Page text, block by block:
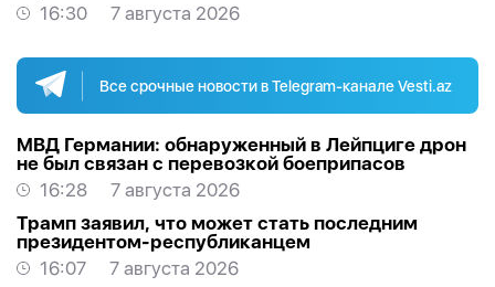
16:30
7 августа 2026
Все срочные новости в Telegram-канале Vesti.az
МВД Германии: обнаруженный в Лейпциге дрон
не был связан с перевозкой боеприпасов
16:28
7 августа 2026
Трамп заявил, что может стать последним
президентом-республиканцем
16:07
7 августа 2026